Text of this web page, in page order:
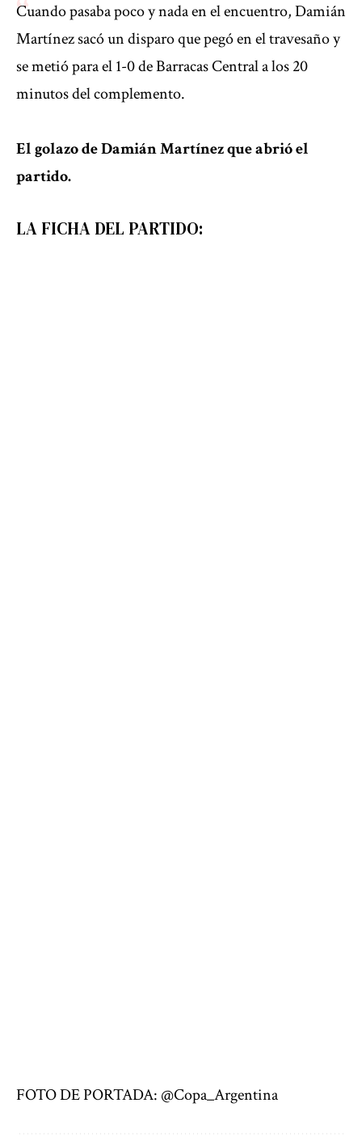
Cuando pasaba poco y nada en el encuentro, Damián
Martínez sacó un disparo que pegó en el travesaño y
se metió para el 1-0 de Barracas Central a los 20
minutos del complemento.
El golazo de Damián Martínez que abrió el
partido.
LA FICHA DEL PARTIDO:
FOTO DE PORTADA: @Copa_Argentina